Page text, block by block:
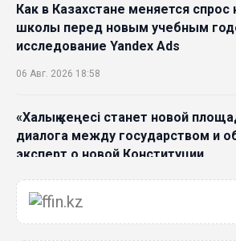
Как в Казахстане меняется
школы перед новым учебным
исследование Yandex Ads
06 Авг. 2026 18:58
«Халық кеңесі станет новой
диалога между государством и
эксперт о новой Конституции
06 Авг. 2026 15:51
Главное значение новой